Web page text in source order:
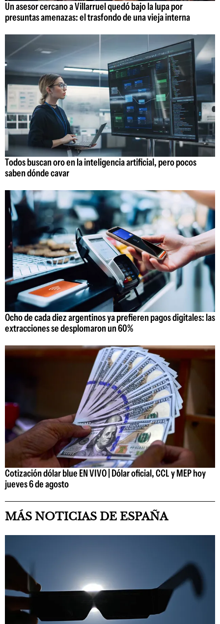
Un asesor cercano a Villarruel quedó bajo la lupa por
presuntas amenazas: el trasfondo de una vieja interna
Todos buscan oro en la inteligencia artificial, pero pocos
saben dónde cavar
Ocho de cada diez argentinos ya prefieren pagos digitales: las
extracciones se desplomaron un 60%
Cotización dólar blue EN VIVO | Dólar oficial, CCL y MEP hoy
jueves 6 de agosto
MÁS NOTICIAS DE ESPAÑA